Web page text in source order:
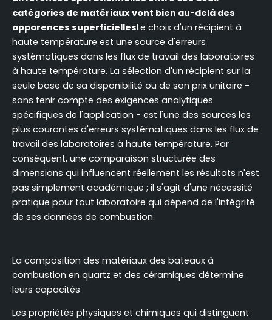
catégories de matériaux vont bien au-delà des
apparences superficiellesLe choix d'un récipient à
haute température est une source d'erreurs
systématiques dans les flux de travail des laboratoires
à haute température. La sélection d'un récipient sur la
seule base de sa disponibilité ou de son prix unitaire -
sans tenir compte des exigences analytiques
spécifiques de l'application - est l'une des sources les
plus courantes d'erreurs systématiques dans les flux de
travail des laboratoires à haute température. Par
conséquent, une comparaison structurée des
dimensions qui influencent réellement les résultats n'est
pas simplement académique ; il s'agit d'une nécessité
pratique pour tout laboratoire qui dépend de l'intégrité
de ses données de combustion.
La composition des matériaux des bateaux à
combustion en quartz et des céramiques détermine
leurs capacités
Les propriétés physiques et chimiques qui distinguent